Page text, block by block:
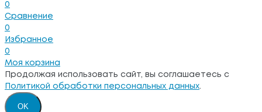
0
Сравнение
0
Избранное
0
Моя корзина
Продолжая использовать сайт, вы соглашаетесь с
Политикой обработки персональных данных.
OK